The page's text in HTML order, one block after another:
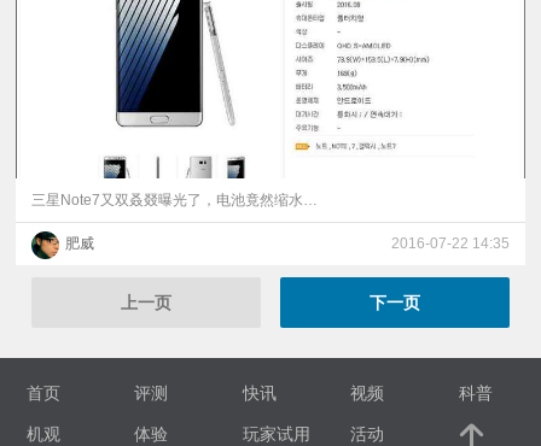
三星Note7又双叒叕曝光了，电池竟然缩水…
肥威 2016-07-22 14:35
上一页 下一页
首页 评测 快讯 视频 科普
机观 体验 玩家试用 活动